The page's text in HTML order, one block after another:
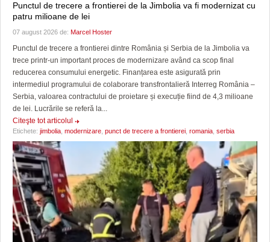
Punctul de trecere a frontierei de la Jimbolia va fi modernizat cu
patru milioane de lei
07 august 2026 de: Marcel Hoster
Punctul de trecere a frontierei dintre România și Serbia de la Jimbolia va
trece printr-un important proces de modernizare având ca scop final
reducerea consumului energetic. Finanțarea este asigurată prin
intermediul programului de colaborare transfrontalieră Interreg România –
Serbia, valoarea contractului de proietare și execuție fiind de 4,3 milioane
de lei. Lucrările se referă la...
Citeşte tot articolul
Etichete: jimbolia modernizare punct de trecere a frontierei romania serbia